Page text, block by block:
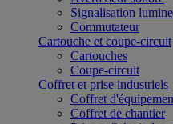
Signalisation
Commutateur
Cartouche et coupe-circuit
Cartouches
Coupe-circuit
Coffret et prise industriels
Coffret
Coffret de chantier